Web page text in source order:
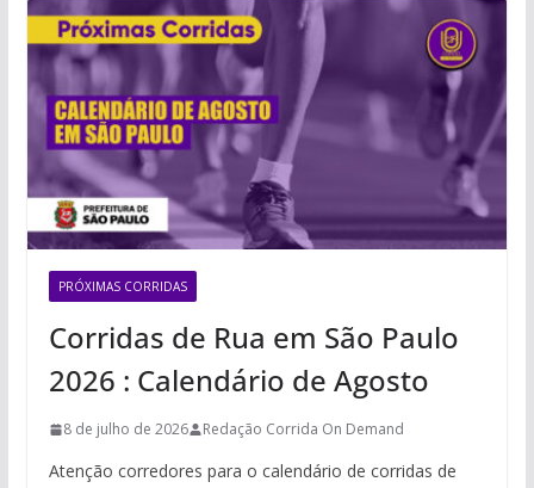
PRÓXIMAS CORRIDAS
Corridas de Rua em São Paulo
2026 : Calendário de Agosto
8 de julho de 2026 Redação Corrida On Demand
Atenção corredores para o calendário de corridas de